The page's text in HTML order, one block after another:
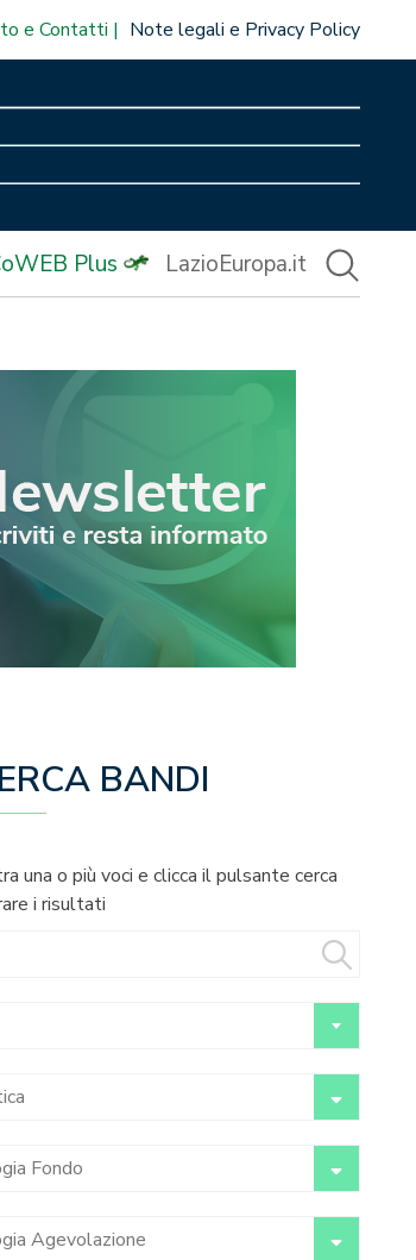
e Contatti Note legali e Privacy Policy
Plus LazioEuropa.it
BANDI
una o più voci e clicca il pulsante cerca
i risultati